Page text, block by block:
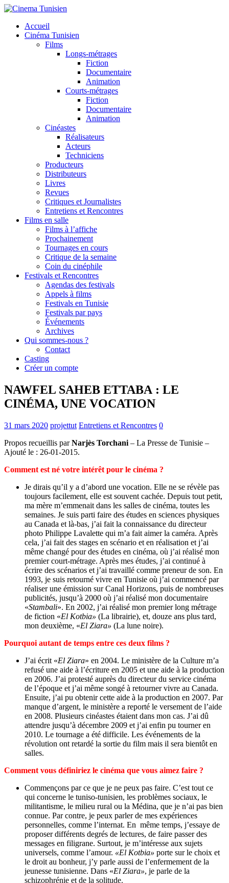
Accueil
Cinéma Tunisien
Films
Longs-métrages
Fiction
Documentaire
Animation
Courts-métrages
Fiction
Documentaire
Animation
Cinéastes
Réalisateurs
Acteurs
Techniciens
Producteurs
Distributeurs
Livres
Revues
Critiques et Journalistes
Entretiens et Rencontres
Films en salle
Films à l’affiche
Prochainement
Tournages en cours
Critique de la semaine
Coin du cinéphile
Festivals et Rencontres
Agendas des festivals
Appels à films
Festivals en Tunisie
Festivals par pays
Événements
Archives
Qui sommes-nous ?
Contact
Casting
Créer un compte
NAWFEL SAHEB ETTABA : LE
CINÉMA, UNE VOCATION
31 mars 2020 projettut Entretiens et Rencontres 0
Propos recueillis parNarjès Torchani – La Presse de Tunisie –
Ajouté le : 26-01-2015.
Comment est né votre intérêt pour le cinéma ?
Je dirais qu’il y a d’abord une vocation. Elle ne se révèle pas
toujours facilement, elle est souvent cachée. Depuis tout petit,
ma mère m’emmenait dans les salles de cinéma, toutes les
semaines. Je suis parti faire des études en sciences physiques
au Canada et là-bas, j’ai fait la connaissance du directeur
photo Philippe Lavalette qui m’a fait aimer la caméra. Après
cela, j’ai fait des stages en scénario et en réalisation et j’ai
même changé pour des études en cinéma, où j’ai réalisé mon
premier court-métrage. Après mes études, j’ai continué à
écrire des scénarios et j’ai travaillé comme preneur de son. En
1993, je suis retourné vivre en Tunisie où j’ai commencé par
réaliser une émission sur Canal Horizons, puis de nombreuses
publicités, jusqu’à 2000 où j’ai réalisé mon documentaire
«Stambali». En 2002, j’ai réalisé mon premier long métrage
de fiction «El Kotbia» (La librairie), et, douze ans plus tard,
mon deuxième, «El Ziara» (La lune noire).
Pourquoi autant de temps entre ces deux films ?
J’ai écrit «El Ziara» en 2004. Le ministère de la Culture m’a
refusé une aide à l’écriture en 2005 et une aide à la production
en 2006. J’ai protesté auprès du directeur du service cinéma
de l’époque et j’ai même songé à retourner vivre au Canada.
Ensuite, j’ai pu obtenir cette aide à la production en 2007. Par
manque d’argent, le ministère a reporté le versement de l’aide
en 2008. Plusieurs cinéastes étaient dans mon cas. J’ai dû
attendre jusqu’à décembre 2009 et j’ai enfin pu tourner en
2010. Le tournage a été difficile. Les événements de la
révolution ont retardé la sortie du film mais il sera bientôt en
salles.
Comment vous définiriez le cinéma que vous aimez faire ?
Commençons par ce que je ne peux pas faire. C’est tout ce
qui concerne le tuniso-tunisien, les problèmes sociaux, le
militantisme, le milieu rural ou la Médina, que je n’ai pas bien
connue. Par contre, je peux parler de mes expériences
personnelles, comme l’internat. En même temps, j’essaye de
proposer différents degrés de lectures, de faire passer des
messages en filigrane. Surtout, je m’intéresse aux sujets
universels, comme l’amour. «El Kotbia» porte sur le choix et
le droit au bonheur, j’y parle aussi de l’enfermement de la
jeunesse tunisienne. Dans «El Ziara», je parle de la
schizophrénie et de la solitude.